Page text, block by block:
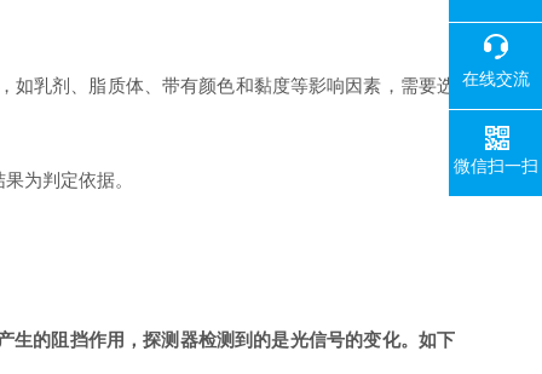
乳剂、脂质体、带有颜色和黏度等影响因素，需要选
为判定依据。
生的阻挡作用，探测器检测到的是光信号的变化。如下
在线交流
微信扫一扫